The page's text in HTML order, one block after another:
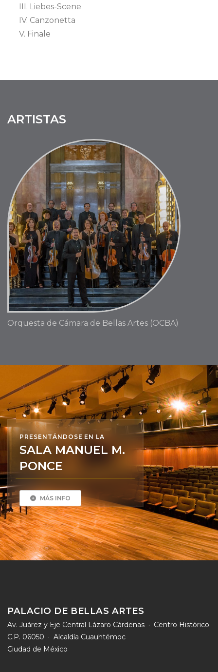
III. Liebes-Scene
IV. Canzonetta
V. Finale
ARTISTAS
Orquesta de Cámara de Bellas Artes (OCBA)
PRESENTÁNDOSE EN LA
SALA MANUEL M.
PONCE
MÁS INFO
PALACIO DE BELLAS ARTES
Av. Juárez y Eje Central Lázaro Cárdenas · Centro Histórico
C.P. 06050 · Alcaldía Cuauhtémoc
Ciudad de México